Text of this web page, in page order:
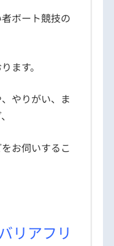
ボート競技の
ます。
やりがい、ま
お伺いするこ
リアフリ